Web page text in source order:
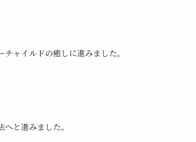
ャイルドの癒しに進みました。
と進みました。